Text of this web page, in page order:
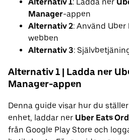
Alternativ 1: Ladda ner
Manager-appen
Alternativ 2: Använd
webben
Alternativ 3:
Alternativ 1 | Ladda ner
Manager-appen
Denna guide visar hur du
enhet, laddar ner Uber Eats
från Google Play Store och